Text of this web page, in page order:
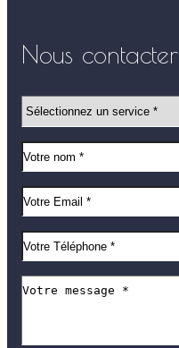
Nous contacter